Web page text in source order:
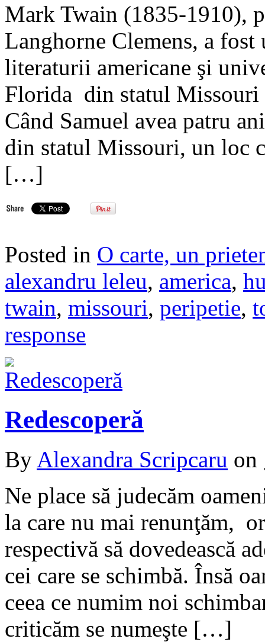
Mark Twain (1835-1910),
Langhorne Clemens, a
literaturii americane şi
Florida din statul
Când Samuel avea patru
din statul Missouri, un loc
[…]
Posted in O carte, un
alexandru leleu, america,
twain, missouri, peripetie,
response
Redescoperă
By Alexandra Scripcaru on
Ne place să judecăm
la care nu mai renunţăm,
respectivă să dovedească
cei care se schimbă. Însă
ceea ce numim noi
criticăm se numeşte […]